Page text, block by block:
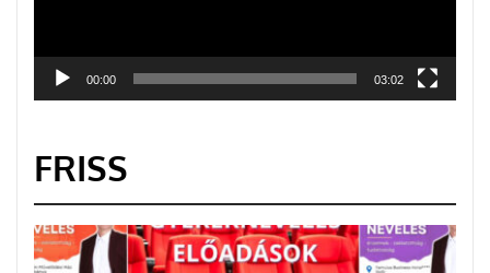
00:00 03:02
FRISS